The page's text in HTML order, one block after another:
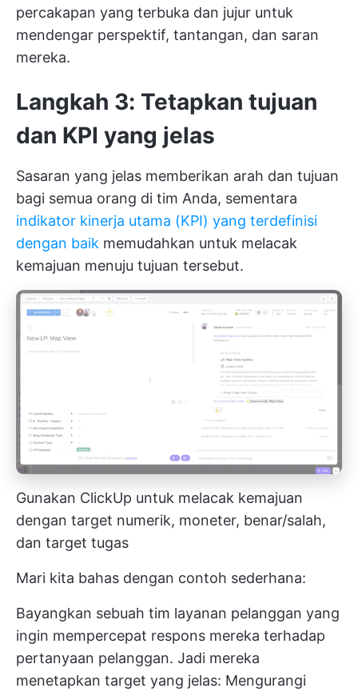
percakapan yang terbuka dan jujur untuk
mendengar perspektif, tantangan, dan saran
mereka.
Langkah 3: Tetapkan tujuan
dan KPI yang jelas
Sasaran yang jelas memberikan arah dan tujuan
bagi semua orang di tim Anda, sementara
indikator kinerja utama (KPI) yang terdefinisi
dengan baik memudahkan untuk melacak
kemajuan menuju tujuan tersebut.
Gunakan ClickUp untuk melacak kemajuan
dengan target numerik, moneter, benar/salah,
dan target tugas
Mari kita bahas dengan contoh sederhana:
Bayangkan sebuah tim layanan pelanggan yang
ingin mempercepat respons mereka terhadap
pertanyaan pelanggan. Jadi mereka
menetapkan target yang jelas: Mengurangi